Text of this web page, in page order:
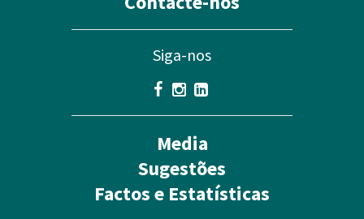
Siga-nos
Media
Sugestões
Factos e Estatísticas